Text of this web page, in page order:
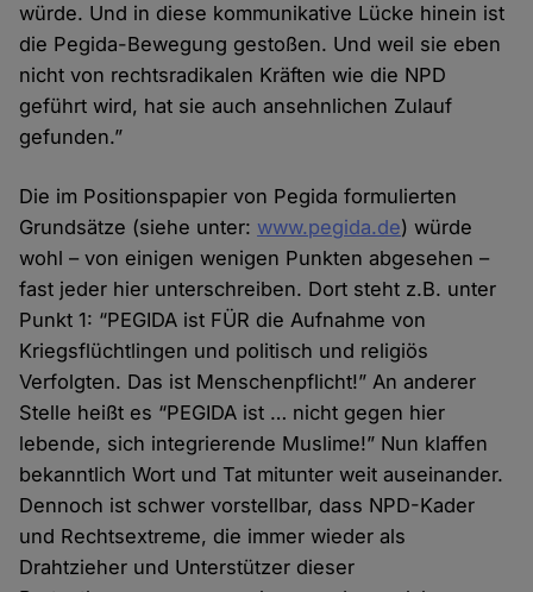
würde. Und in diese kommunikative Lücke hinein ist
die Pegida-Bewegung gestoßen. Und weil sie eben
nicht von rechtsradikalen Kräften wie die NPD
geführt wird, hat sie auch ansehnlichen Zulauf
gefunden.”
Die im Positionspapier von Pegida formulierten
Grundsätze (siehe unter: www.pegida.de) würde
wohl – von einigen wenigen Punkten abgesehen –
fast jeder hier unterschreiben. Dort steht z.B. unter
Punkt 1: “PEGIDA ist FÜR die Aufnahme von
Kriegsflüchtlingen und politisch und religiös
Verfolgten. Das ist Menschenpflicht!” An anderer
Stelle heißt es “PEGIDA ist … nicht gegen hier
lebende, sich integrierende Muslime!” Nun klaffen
bekanntlich Wort und Tat mitunter weit auseinander.
Dennoch ist schwer vorstellbar, dass NPD-Kader
und Rechtsextreme, die immer wieder als
Drahtzieher und Unterstützer dieser